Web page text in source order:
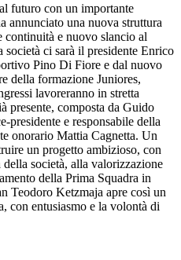
futuro con un importante
annunciato una nuova struttura
e nuovo slancio al
ci sarà il presidente Enrico
Pino Di Fiore e dal nuovo
della formazione Juniores,
lavoreranno in stretta
presente, composta da Guido
e responsabile della
onorario Mattia Cagnetta. Un
un progetto ambizioso, con
società, alla valorizzazione
della Prima Squadra in
Teodoro Ketzmaja apre così un
con entusiasmo e la volontà di